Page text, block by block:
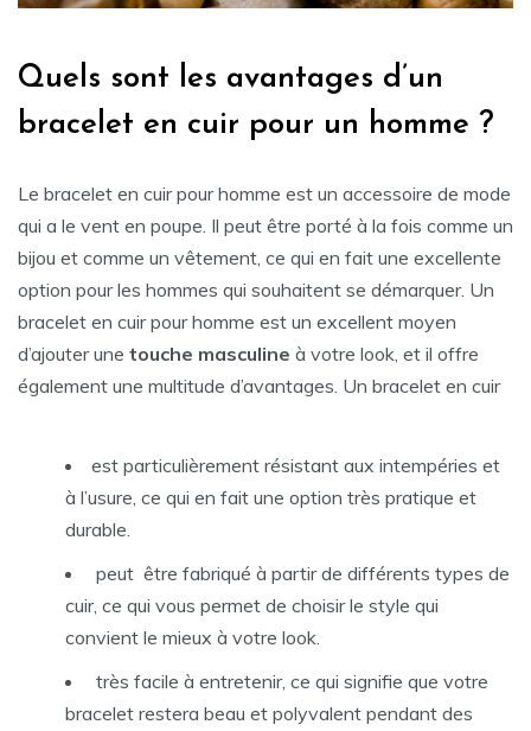
Quels sont les avantages d’un
bracelet en cuir pour un homme ?
Le bracelet en cuir pour homme est un accessoire de mode
qui a le vent en poupe. Il peut être porté à la fois comme un
bijou et comme un vêtement, ce qui en fait une excellente
option pour les hommes qui souhaitent se démarquer. Un
bracelet en cuir pour homme est un excellent moyen
d’ajouter une touche masculine à votre look, et il offre
également une multitude d’avantages. Un bracelet en cuir
est particulièrement résistant aux intempéries et
à l’usure, ce qui en fait une option très pratique et
durable.
peut être fabriqué à partir de différents types de
cuir, ce qui vous permet de choisir le style qui
convient le mieux à votre look.
très facile à entretenir, ce qui signifie que votre
bracelet restera beau et polyvalent pendant des